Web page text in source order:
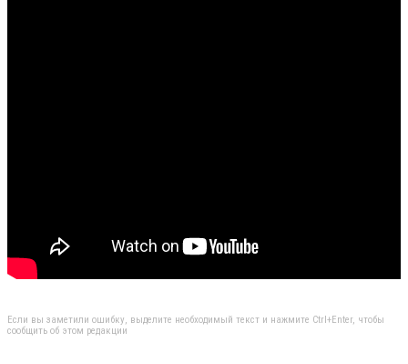
Если вы заметили ошибку, выделите необходимый текст и нажмите Ctrl+Enter, чтобы
сообщить об этом редакции